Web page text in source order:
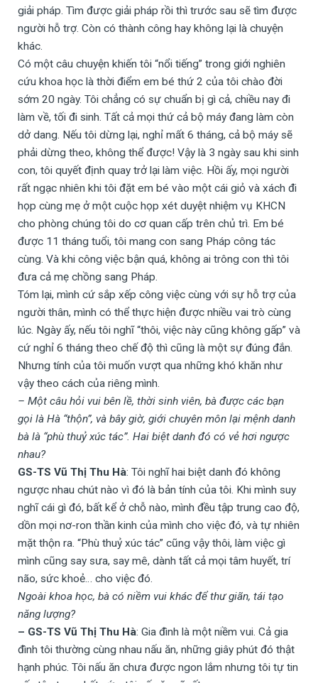
giải pháp. Tìm được giải pháp rồi thì trước sau sẽ tìm được
người hỗ trợ. Còn có thành công hay không lại là chuyện
khác.
Có một câu chuyện khiến tôi “nổi tiếng” trong giới nghiên
cứu khoa học là thời điểm em bé thứ 2 của tôi chào đời
sớm 20 ngày. Tôi chẳng có sự chuẩn bị gì cả, chiều nay đi
làm về, tối đi sinh. Tất cả mọi thứ cả bộ máy đang làm còn
dở dang. Nếu tôi dừng lại, nghỉ mất 6 tháng, cả bộ máy sẽ
phải dừng theo, không thể được! Vậy là 3 ngày sau khi sinh
con, tôi quyết định quay trở lại làm việc. Hồi ấy, mọi người
rất ngạc nhiên khi tôi đặt em bé vào một cái giỏ và xách đi
họp cùng mẹ ở một cuộc họp xét duyệt nhiệm vụ KHCN
cho phòng chúng tôi do cơ quan cấp trên chủ trì. Em bé
được 11 tháng tuổi, tôi mang con sang Pháp công tác
cùng. Và khi công việc bận quá, không ai trông con thì tôi
đưa cả mẹ chồng sang Pháp.
Tóm lại, mình cứ sắp xếp công việc cùng với sự hỗ trợ của
người thân, mình có thể thực hiện được nhiều vai trò cùng
lúc. Ngày ấy, nếu tôi nghĩ “thôi, việc này cũng không gấp” và
cứ nghỉ 6 tháng theo chế độ thì cũng là một sự đúng đắn.
Nhưng tính của tôi muốn vượt qua những khó khăn như
vậy theo cách của riêng mình.
– Một câu hỏi vui bên lề, thời sinh viên, bà được các bạn
gọi là Hà “thộn”, và bây giờ, giới chuyên môn lại mệnh danh
bà là “phù thuỷ xúc tác”. Hai biệt danh đó có vẻ hơi ngược
nhau?
GS-TS Vũ Thị Thu Hà: Tôi nghĩ hai biệt danh đó không
ngược nhau chút nào vì đó là bản tính của tôi. Khi mình suy
nghĩ cái gì đó, bất kể ở chỗ nào, mình đều tập trung cao độ,
dồn mọi nơ-ron thần kinh của mình cho việc đó, và tự nhiên
mặt thộn ra. “Phù thuỷ xúc tác” cũng vậy thôi, làm việc gì
mình cũng say sưa, say mê, dành tất cả mọi tâm huyết, trí
não, sức khoẻ… cho việc đó.
Ngoài khoa học, bà có niềm vui khác để thư giãn, tái tạo
năng lượng?
– GS-TS Vũ Thị Thu Hà: Gia đình là một niềm vui. Cả gia
đình tôi thường cùng nhau nấu ăn, những giây phút đó thật
hạnh phúc. Tôi nấu ăn chưa được ngon lắm nhưng tôi tự tin